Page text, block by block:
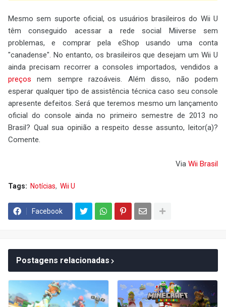
Mesmo sem suporte oficial, os usuários brasileiros do Wii U
têm conseguido acessar a rede social Miiverse sem
problemas, e comprar pela eShop usando uma conta
"canadense". No entanto, os brasileiros que desejam um Wii U
ainda precisam recorrer a consoles importados, vendidos a
preços nem sempre razoáveis. Além disso, não podem
esperar qualquer tipo de assistência técnica caso seu console
apresente defeitos. Será que teremos mesmo um lançamento
oficial do console ainda no primeiro semestre de 2013 no
Brasil? Qual sua opinião a respeito desse assunto, leitor(a)?
Comente.
Via Wii Brasil
Tags: Notícias Wii U
Facebook
Postagens relacionadas